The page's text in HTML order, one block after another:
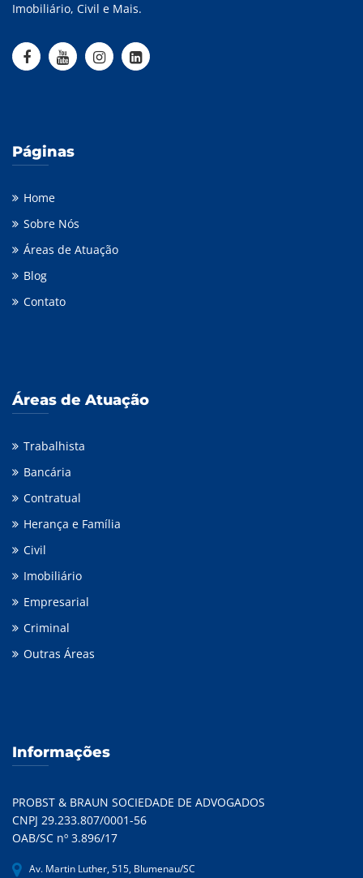
Imobiliário, Civil e Mais.
Páginas
Home
Sobre Nós
Áreas de Atuação
Blog
Contato
Áreas de Atuação
Trabalhista
Bancária
Contratual
Herança e Família
Civil
Imobiliário
Empresarial
Criminal
Outras Áreas
Informações
PROBST & BRAUN SOCIEDADE DE ADVOGADOS
CNPJ 29.233.807/0001-56
OAB/SC nº 3.896/17
Av. Martin Luther, 515, Blumenau/SC